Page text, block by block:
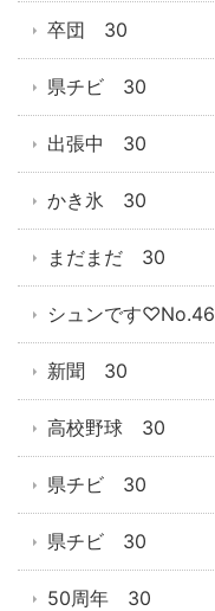
卒団 30
県チビ 30
出張中 30
かき氷 30
まだまだ 30
シュンです♡No.46
新聞 30
高校野球 30
県チビ 30
県チビ 30
50周年 30